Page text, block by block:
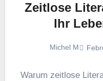
Zeitlose
Ihr
Michel M
Warum zeitlose